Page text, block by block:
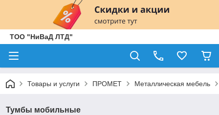
ТОО "НиВаД ЛТД"
Товары и услуги ПРОМЕТ Металлическая мебель
Тумбы мобильные